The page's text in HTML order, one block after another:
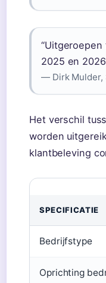
2025 en
— Dirk Mulder,
Het verschil
worden
klantbeleving
SPECIFICATIE
Bedrijfstype
Oprichting